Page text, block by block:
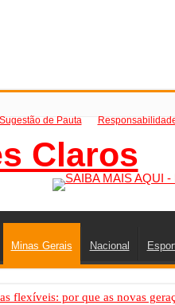
Sugestão de Pauta
Minas Gerais Nacional
flexíveis: por que as novas